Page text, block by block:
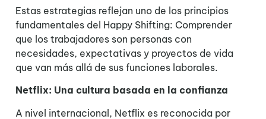
Estas estrategias reflejan uno de los principios
fundamentales del Happy Shifting: Comprender
que los trabajadores son personas con
necesidades, expectativas y proyectos de vida
que van más allá de sus funciones laborales.
Netflix: Una cultura basada en la confianza
A nivel internacional, Netflix es reconocida por